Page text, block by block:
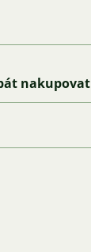
nakupovat